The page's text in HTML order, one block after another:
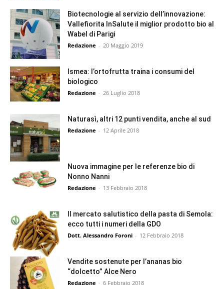
Biotecnologie al servizio dell’innovazione:
Vallefiorita InSalute il miglior prodotto bio al
Wabel di Parigi
Redazione - 20 Maggio 2019
Ismea: l’ortofrutta traina i consumi del
biologico
Redazione - 26 Luglio 2018
Naturasì, altri 12 punti vendita, anche al sud
Redazione - 12 Aprile 2018
Nuova immagine per le referenze bio di
Nonno Nanni
Redazione - 13 Febbraio 2018
Il mercato salutistico della pasta di Semola:
ecco tutti i numeri della GDO
Dott. Alessandro Foroni - 12 Febbraio 2018
Vendite sostenute per l’ananas bio
“dolcetto” Alce Nero
Redazione - 6 Febbraio 2018